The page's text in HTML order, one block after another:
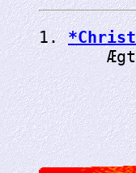
1.